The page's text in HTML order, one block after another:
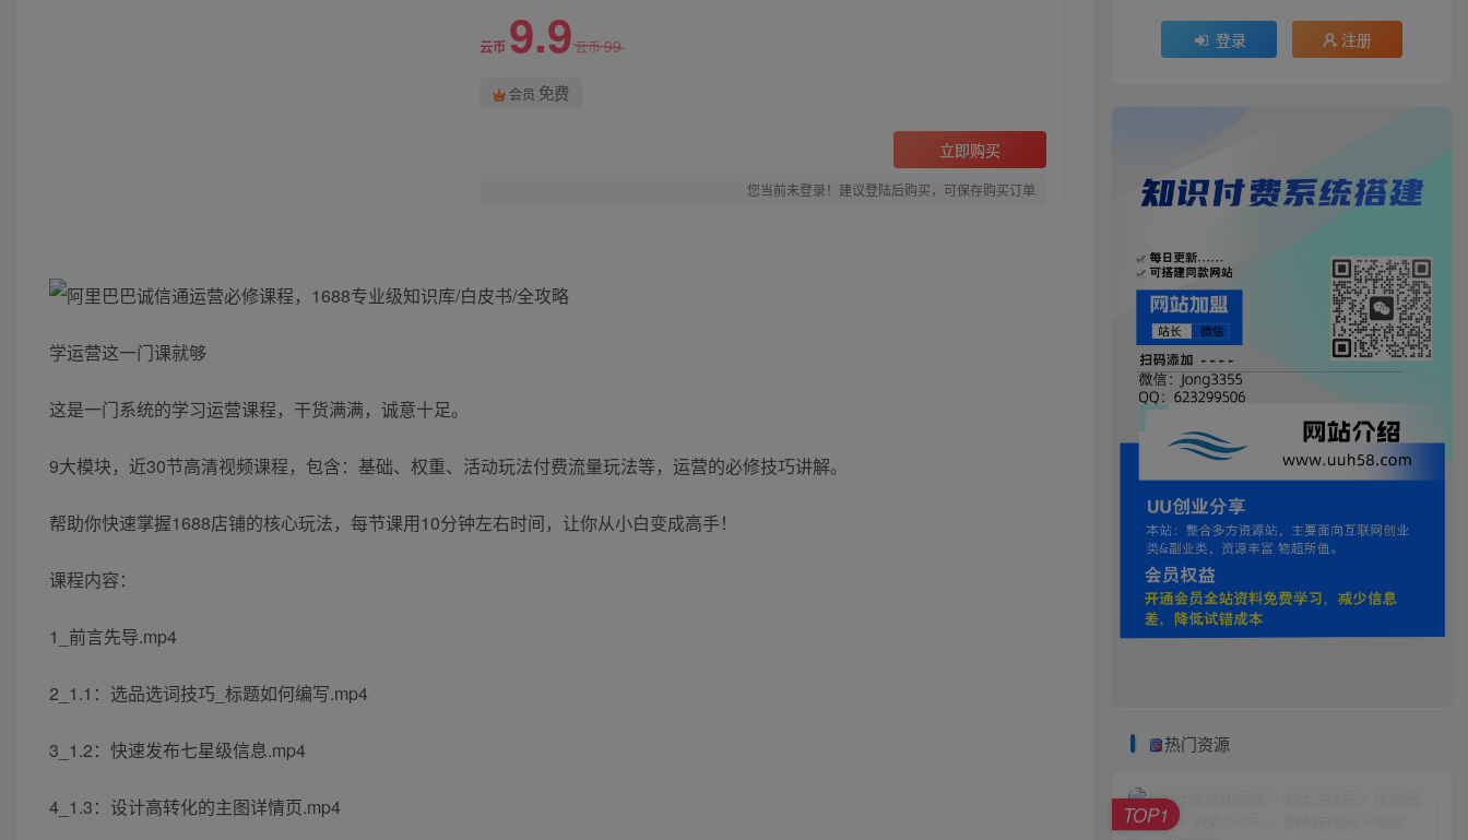
云币 9.9云币99
会员 免费
立即购买
您当前未登录！建议登陆后购买，可保存购买订单
学运营这一门课就够
这是一门系统的学习运营课程，干货满满，诚意十足。
9大模块，近30节高清视频课程，包含：基础、权重、活动玩法付费流量玩法等，运营的必修技巧讲解。
帮助你快速掌握1688店铺的核心玩法，每节课用10分钟左右时间，让你从小白变成高手！
课程内容：
1_前言先导.mp4
2_1.1：选品选词技巧_标题如何编写.mp4
3_1.2：快速发布七星级信息.mp4
4_1.3：设计高转化的主图详情页.mp4
登录 注册
热门资源
TOP1